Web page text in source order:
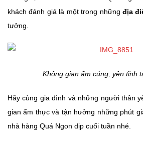
khách đánh giá là một trong những địa
tưởng.
Không gian ấm cúng, yên tĩnh
Hãy cùng gia đình và những người thân
gian ẩm thực và tận hưởng những phút
nhà hàng Quá Ngon dịp cuối tuần nhé.